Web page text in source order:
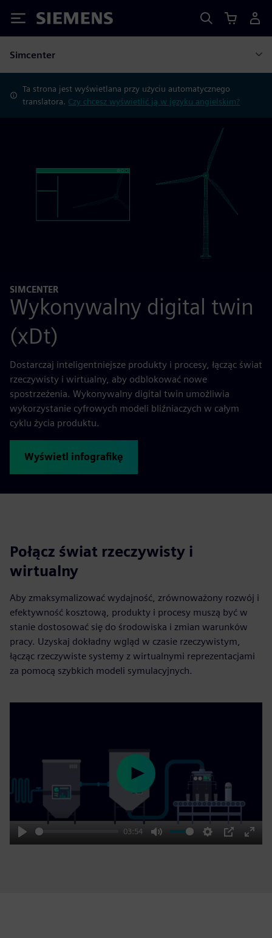
Siemens
Simcenter
Ta strona jest wyświetlana przy użyciu automatycznego
translatora. Czy chcesz wyświetlić ją w języku angielskim?
SIMCENTER
Wykonywalny digital twin
(xDt)
Dostarczaj inteligentniejsze produkty i procesy, łącząc świat
rzeczywisty i wirtualny, aby odblokować nowe
spostrzeżenia. Wykonywalny digital twin umożliwia
wykorzystanie cyfrowych modeli bliźniaczych w całym
cyklu życia produktu.
Wyświetl infografikę
Połącz świat rzeczywisty i
wirtualny
Aby zmaksymalizować wydajność, zrównoważony rozwój i
efektywność kosztową, produkty i procesy muszą być w
stanie dostosować się do środowiska i zmian warunków
pracy. Uzyskaj dokładny wgląd w czasie rzeczywistym,
łącząc rzeczywiste systemy z wirtualnymi reprezentacjami
za pomocą szybkich modeli symulacyjnych.
Play
03:54
Mute Settings
PIP
Enter
Play